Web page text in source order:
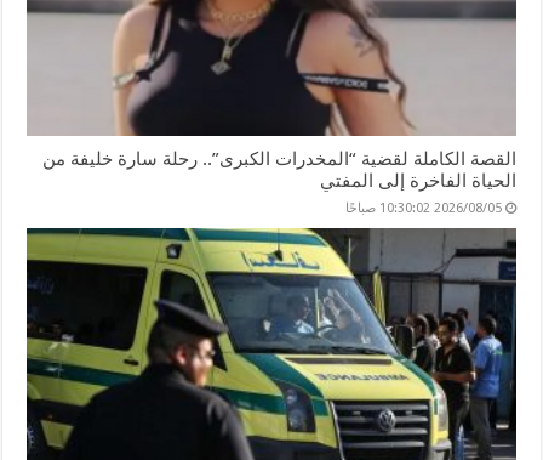
القصة الكاملة لقضية “المخدرات الكبرى”.. رحلة سارة خليفة من
الحياة الفاخرة إلى المفتي
2026/08/05 10:30:02 صباحًا